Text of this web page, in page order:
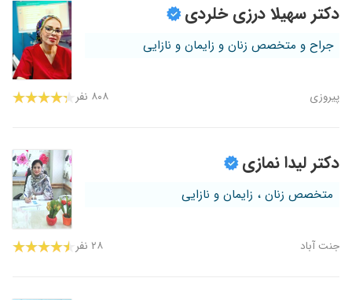
دکتر سهیلا درزی خلردی
جراح و متخصص زنان و زایمان و نازایی
پیروزی ۸۰۸ نفر
دکتر لیدا نمازی
متخصص زنان ، زایمان و نازایی
جنت آباد ۲۸ نفر